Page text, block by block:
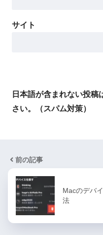
サイト
日本語が含まれない投稿
さい。（スパム対策）
前の記事
Macのデバ
法